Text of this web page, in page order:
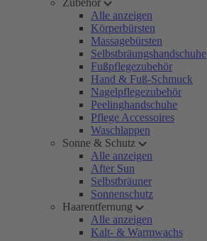
Zubehör
Alle anzeigen
Körperbürsten
Massagebürsten
Selbstbräungshandschuhe
Fußpflegezubehör
Hand & Fuß-Schmuck
Nagelpflegezubehör
Peelinghandschuhe
Pflege Accessoires
Waschlappen
Sonne & Schutz
Alle anzeigen
After Sun
Selbstbräuner
Sonnenschutz
Haarentfernung
Alle anzeigen
Kalt- & Warmwachs